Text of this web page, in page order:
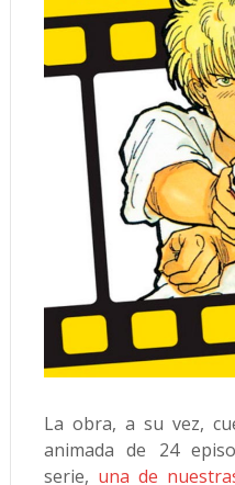
La obra, a su vez,
animada de 24
serie, una de